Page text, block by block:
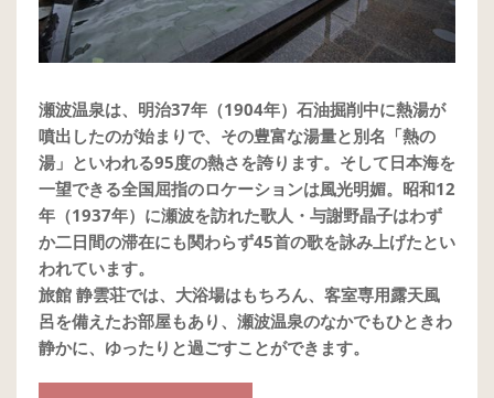
瀬波温泉は、明治37年（1904年）石油掘削中に熱湯が
噴出したのが始まりで、その豊富な湯量と別名「熱の
湯」といわれる95度の熱さを誇ります。そして日本海を
一望できる全国屈指のロケーションは風光明媚。昭和12
年（1937年）に瀬波を訪れた歌人・与謝野晶子はわず
か二日間の滞在にも関わらず45首の歌を詠み上げたとい
われています。
旅館 静雲荘では、大浴場はもちろん、客室専用露天風
呂を備えたお部屋もあり、瀬波温泉のなかでもひときわ
静かに、ゆったりと過ごすことができます。